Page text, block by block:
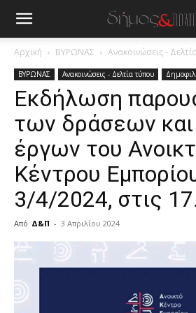
Αρχική ΒΥΡΩΝΑΣ Ανακοινώσεις -
ΒΥΡΩΝΑΣ Ανακοινώσεις - Δελτία τύπου
Εκδήλωση
των δράσεων
έργων του
Κέντρου
3/4/2024, στις
Από Δ&Π - 3 Απριλίου 2024
blonde
lesbians
very
hot
cam